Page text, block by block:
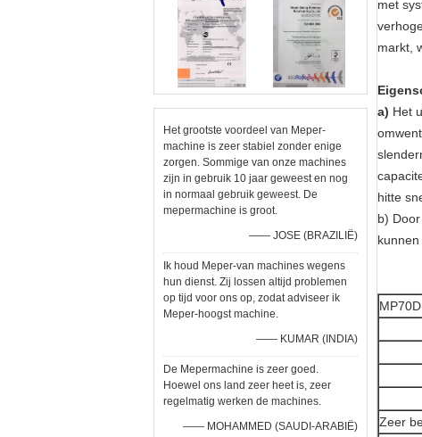
Het grootste voordeel van Meper-
machine is zeer stabiel zonder enige
zorgen. Sommige van onze machines
zijn in gebruik 10 jaar geweest en nog
in normaal gebruik geweest. De
mepermachine is groot.
—— JOSE (BRAZILIË)
Ik houd Meper-van machines wegens
hun dienst. Zij lossen altijd problemen
op tijd voor ons op, zodat adviseer ik
Meper-hoogst machine.
—— KUMAR (INDIA)
De Mepermachine is zeer goed.
Hoewel ons land zeer heet is, zeer
regelmatig werken de machines.
—— MOHAMMED (SAUDI-ARABIË)
met
markt,
a) Het
hitte
b)
Zeer